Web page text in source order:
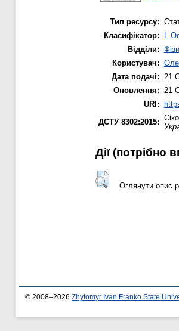
Тип ресурсу:
Класифікатор:
L
Відділи:
Користувач:
Дата подачі: 21
Оновлення: 21
URI:
ДСТУ 8302:2015:
Дії ​​(потрібно
Оглянути опис
© 2008–2026 Zhytomyr Ivan Franko State